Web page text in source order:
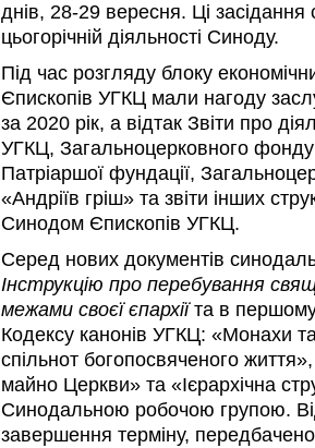
днів, 28-29 вересня. Ці
цьогорічній діяльності Синоду.
Під час розгляду блоку
Єпископів УГКЦ мали нагоду
за 2020 рік, а відтак Звіти про
УГКЦ, Загальноцерковного фонду
Патріаршої фундації,
«Андріїв гріш» та звіти інших
Синодом Єпископів УГКЦ.
Серед нових документів
Інструкцію про перебування
межами своєї єпархіїта в першому
Кодексу канонів УГКЦ: «Монахи та
спільнот богопосвяченого
майно Церкви» та «Ієрархічна
Синодальною робочою групою.
завершення терміну,